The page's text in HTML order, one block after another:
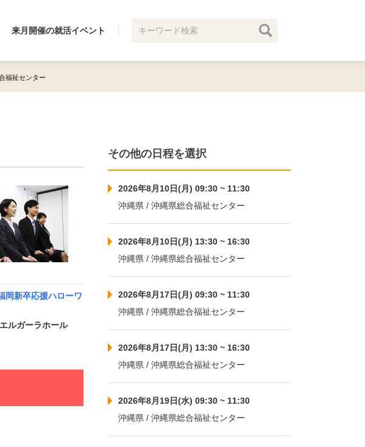
来月開催の就活イベント
福祉センター
新卒応援ハローワ
ルガーラホール
その他の日程を選択
2026年8月10日(月) 09:30 ~ 11:30
沖縄県 / 沖縄県総合福祉センター
2026年8月10日(月) 13:30 ~ 16:30
沖縄県 / 沖縄県総合福祉センター
2026年8月17日(月) 09:30 ~ 11:30
沖縄県 / 沖縄県総合福祉センター
2026年8月17日(月) 13:30 ~ 16:30
沖縄県 / 沖縄県総合福祉センター
2026年8月19日(水) 09:30 ~ 11:30
沖縄県 / 沖縄県総合福祉センター